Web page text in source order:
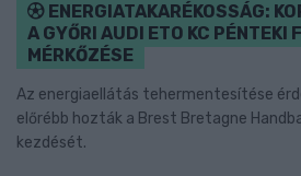
ENERGIATAKARÉKOSSÁG:
A GYŐRI AUDI ETO KC PÉNTEKI
MÉRKŐZÉSE
Az energiaellátás tehermentesítése
előrébb hozták a Brest Bretagne
kezdését.